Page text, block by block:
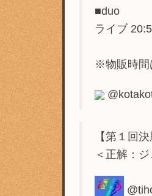
■duo
ライブ
※物販時間
【第１回
＜正解：